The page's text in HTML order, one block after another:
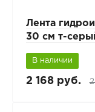
Лента
30 см т-
В наличии
2 168 руб.